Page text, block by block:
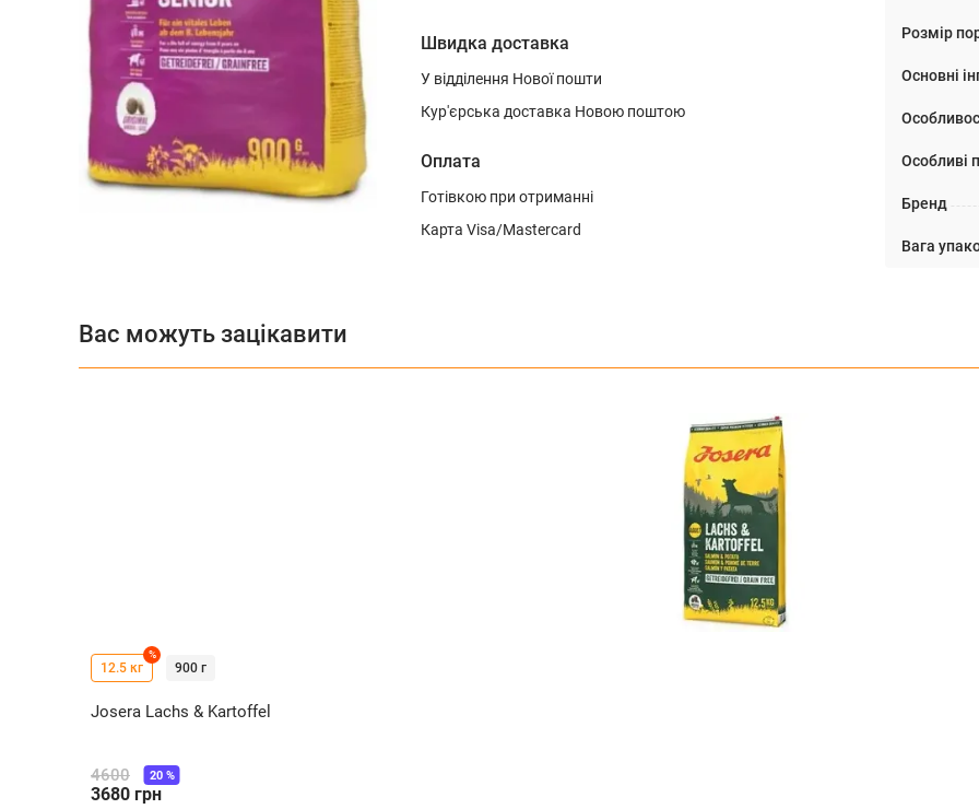
Швидка доставка
У відділення Нової пошти
Кур'єрська доставка Новою поштою
Оплата
Готівкою при отриманні
Карта Visa/Mastercard
Розмір
Основні
Особливі
Бренд
Вага
Вас можуть зацікавити
12.5 кг
%
900 г
Josera Lachs & Kartoffel
4600
3680 грн
20%